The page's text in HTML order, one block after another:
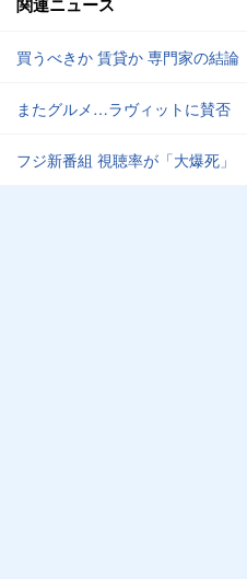
買うべきか 賃貸か 専門家の結論
またグルメ…ラヴィットに賛否
フジ新番組 視聴率が「大爆死」